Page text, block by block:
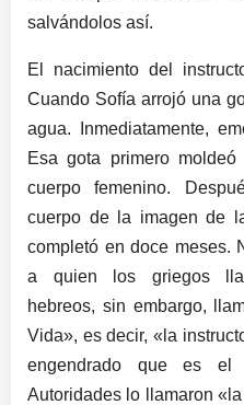
salvándolos así.
El nacimiento del
Cuando Sofía arrojó una
agua. Inmediatamente,
Esa gota primero
cuerpo femenino.
cuerpo de la imagen de
completó en doce meses.
a quien los griegos
hebreos, sin embargo,
Vida», es decir, «la
engendrado que es el
Autoridades lo llamaron